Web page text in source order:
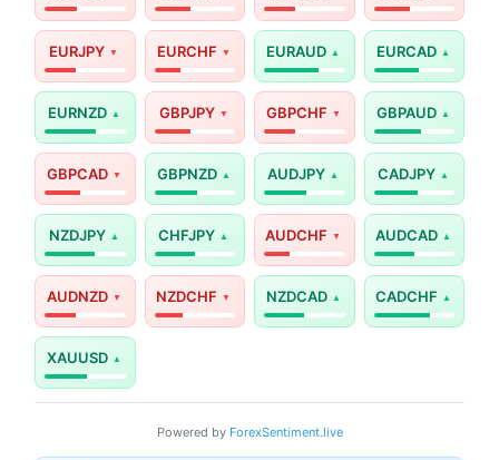
EURJPY EURCHF EURAUD EURCAD
EURNZD GBPJPY GBPCHF GBPAUD
GBPCAD GBPNZD AUDJPY CADJPY
NZDJPY CHFJPY AUDCHF AUDCAD
AUDNZD NZDCHF NZDCAD CADCHF
XAUUSD
Powered by ForexSentiment.live